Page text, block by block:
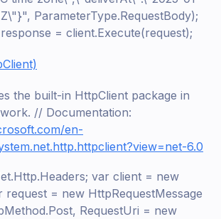
ParameterType.RequestBody);
= client.Execute(request);
the built-in HttpClient package in
// Documentation:
en-
6.0
var client = new
request = new HttpRequestMessage
RequestUri = new